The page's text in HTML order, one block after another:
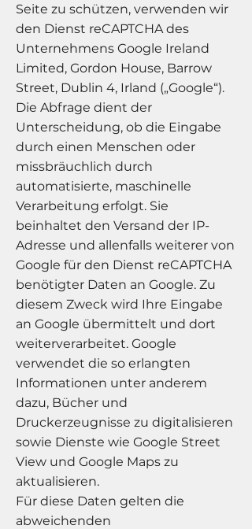
Seite zu schützen, verwenden wir
den Dienst reCAPTCHA des
Unternehmens Google Ireland
Limited, Gordon House, Barrow
Street, Dublin 4, Irland („Google“).
Die Abfrage dient der
Unterscheidung, ob die Eingabe
durch einen Menschen oder
missbräuchlich durch
automatisierte, maschinelle
Verarbeitung erfolgt. Sie
beinhaltet den Versand der IP-
Adresse und allenfalls weiterer von
Google für den Dienst reCAPTCHA
benötigter Daten an Google. Zu
diesem Zweck wird Ihre Eingabe
an Google übermittelt und dort
weiterverarbeitet. Google
verwendet die so erlangten
Informationen unter anderem
dazu, Bücher und
Druckerzeugnisse zu digitalisieren
sowie Dienste wie Google Street
View und Google Maps zu
aktualisieren.
Für diese Daten gelten die
abweichenden